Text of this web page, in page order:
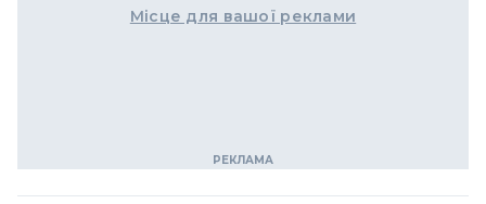
Місце для вашої реклами